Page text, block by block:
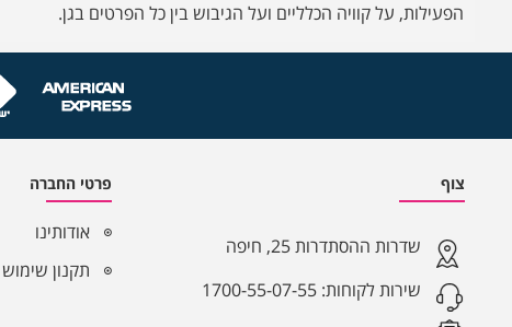
הפעילות, על קוויה הכלליים ועל הגיבוש בין כל הפרטים בגן.
צוף
שדרות ההסתדרות 25, חיפה
שירות לקוחות:1700-55-07-55
פרטי החברה
אודותינו
תקנון שימוש